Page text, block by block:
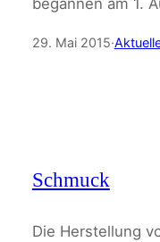
29. Mai 2015·
Schmuck
Die Herstellung